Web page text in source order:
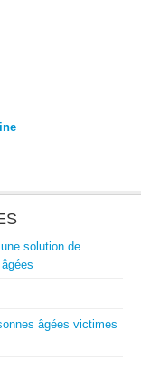
solution de
âgées victimes